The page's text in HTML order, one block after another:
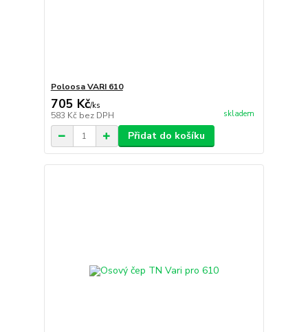
Poloosa VARI 610
705 Kč/ks
583 Kč bez DPH skladem
Přidat do košíku